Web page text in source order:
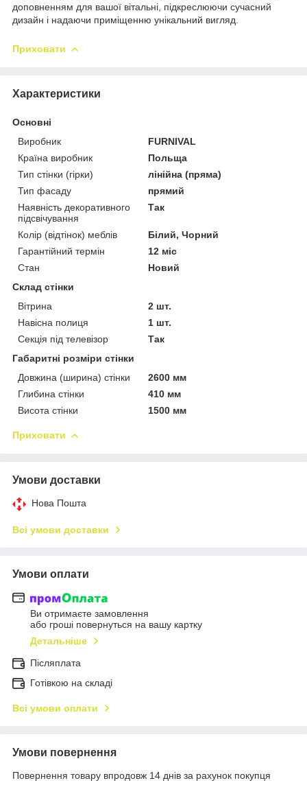
доповненням для вашої вітальні, підкреслюючи сучасний
дизайн і надаючи приміщенню унікальний вигляд.
Приховати
Характеристики
Основні
Виробник
FURNIVAL
Країна виробник
Польща
Тип стінки (гірки)
лінійна (пряма)
Тип фасаду
прямий
Наявність декоративного
підсвічування
Так
Колір (відтінок) меблів
Білий, Чорний
Гарантійний термін
12 міс
Стан
Новий
Склад стінки
Вітрина
2 шт.
Навісна полиця
1 шт.
Секція під телевізор
Так
Габаритні розміри стінки
Довжина (ширина) стінки
2600 мм
Глибина стінки
410 мм
Висота стінки
1500 мм
Приховати
Умови доставки
Нова Пошта
Всі умови доставки
Умови оплати
Ви отримаєте замовлення
або гроші повернуться на вашу картку
Детальніше
Післяплата
Готівкою на складі
Всі умови оплати
Умови повернення
Повернення товару впродовж 14 днів за рахунок покупця